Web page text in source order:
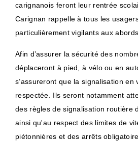
carignanois feront leur rentrée
Carignan rappelle à tous les
particulièrement vigilants aux
Afin d’assurer la sécurité des
déplaceront à pied, à vélo ou en
s’assureront que la signalisation en
respectée. Ils seront notamment
des règles de signalisation routière
ainsi qu'au respect des limites de
piétonnières et des arrêts